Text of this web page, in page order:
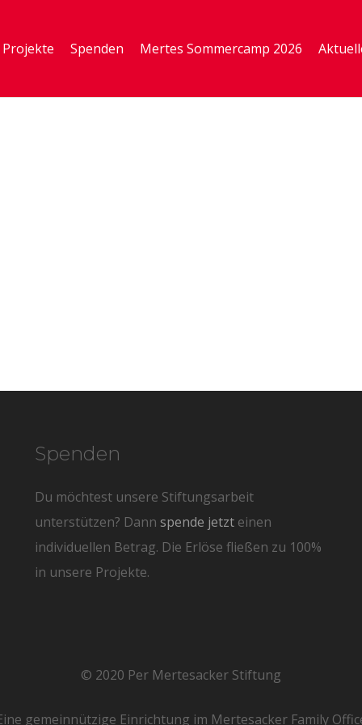
Projekte Spenden Mertes Sommercamp 2026
Spenden
Du möchtest unsere Stiftungsarbeit
unterstützen? Dannspende jetzt einen
individuellen Betrag. Die Erlöse fließen zu 100%
in unsere Projekte.
© 2020 Per Mertesacker Stiftung
gemeinnützige Einrichtung im Mertesacker Family